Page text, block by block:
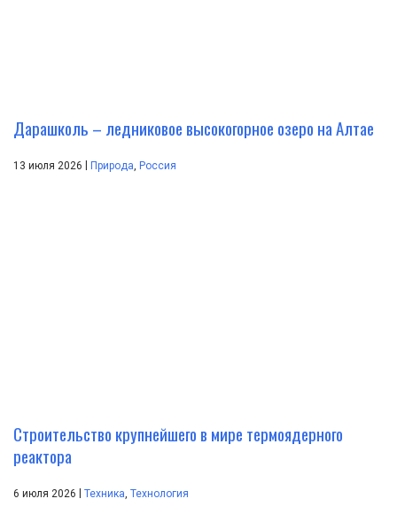
Дарашколь – ледниковое высокогорное озеро на Алтае
13 июля 2026 | Природа Россия
Строительство крупнейшего в мире термоядерного
реактора
6 июля 2026 Техника, Технология